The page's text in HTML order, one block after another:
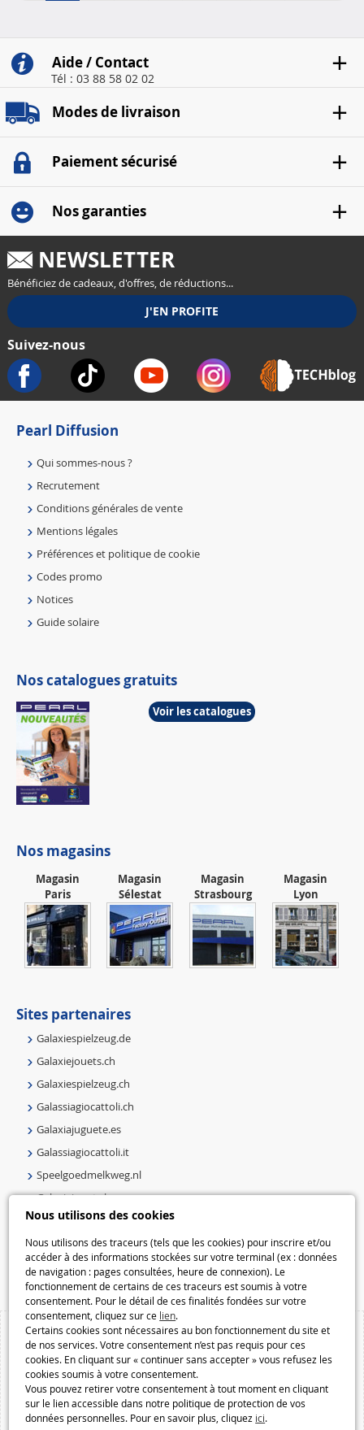
Nous utilisons des cookies
Nous utilisons des traceurs (tels que les cookies) pour inscrire et/ou
accéder à des informations stockées sur votre terminal (ex : données
de navigation : pages consultées, heure de connexion). Le
fonctionnement de certains de ces traceurs est soumis à votre
consentement. Pour le détail de ces finalités fondées sur votre
consentement, cliquez sur ce lien.
Certains cookies sont nécessaires au bon fonctionnement du site et
de nos services. Votre consentement n’est pas requis pour ces
cookies. En cliquant sur « continuer sans accepter » vous refusez les
cookies soumis à votre consentement.
Vous pouvez retirer votre consentement à tout moment en cliquant
sur le lien accessible dans notre politique de protection de vos
données personnelles. Pour en savoir plus, cliquez ici.
Aide / Contact
Tél : 03 88 58 02 02
Modes de livraison
Paiement sécurisé
Nos garanties
NEWSLETTER
Bénéficiez de cadeaux, d'offres, de réductions...
Suivez-nous
Pearl Diffusion
Qui sommes-nous ?
Recrutement
Conditions générales de vente
Mentions légales
Préférences et politique de cookie
Codes promo
Notices
Guide solaire
Nos catalogues gratuits
Voir les catalogues
Nos magasins
Magasin
Paris
Magasin
Sélestat
Magasin
Strasbourg
Magasin
Lyon
Sites partenaires
Galaxiespielzeug.de
Galaxiejouets.ch
Galaxiespielzeug.ch
Galassiagiocattoli.ch
Galaxiajuguete.es
Galassiagiocattoli.it
Speelgoedmelkweg.nl
Galaxiejouets.be
Galaxiespielzeug.be
Speelgoedmelkweg.be
Macway.com